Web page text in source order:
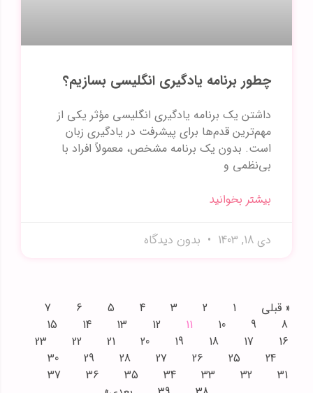
چطور برنامه یادگیری انگلیسی بسازیم؟
داشتن یک برنامه یادگیری انگلیسی مؤثر یکی از
مهم‌ترین قدم‌ها برای پیشرفت در یادگیری زبان
است. بدون یک برنامه مشخص، معمولاً افراد با
بی‌نظمی و
بیشتر بخوانید
دی 18, 1403 بدون دیدگاه
« قبلی 1
2
3
4
5
6
7
8
9
10
11
12
13
14
15
16
17
18
19
20
21
22
23
24
25
26
27
28
29
30
31
32
33
34
35
36
37